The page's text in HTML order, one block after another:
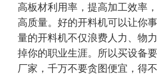
高板材利用率，提高加工效率
高质量。好的开料机可以让你
量的开料机不仅浪费人力、物
掉你的职业生涯。所以买设备
厂家，千万不要贪图便宜，得不